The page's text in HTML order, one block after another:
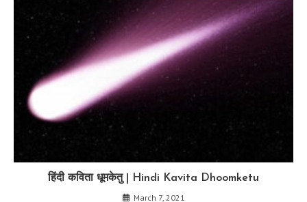
हिंदी कविता धूमकेतु | Hindi Kavita Dhoomketu
March 7, 2021